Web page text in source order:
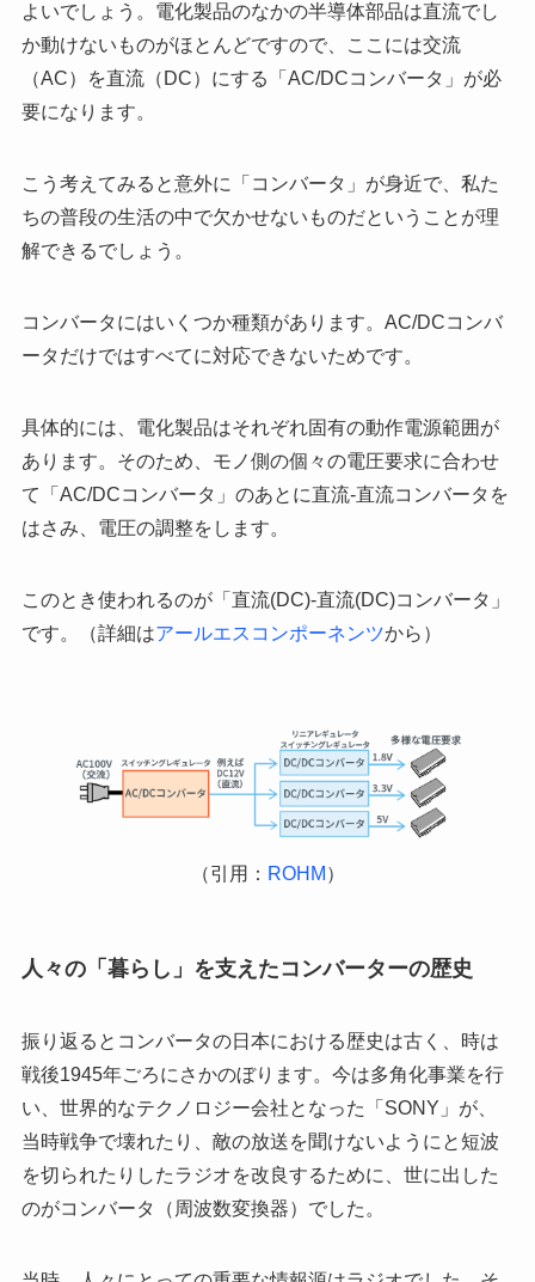
よいでしょう。電化製品のなかの半導体部品は直流でし
か動けないものがほとんどですので、ここには交流
（AC）を直流（DC）にする「AC/DCコンバータ」が必
要になります。
こう考えてみると意外に「コンバータ」が身近で、私た
ちの普段の生活の中で欠かせないものだということが理
解できるでしょう。
コンバータにはいくつか種類があります。AC/DCコンバ
ータだけではすべてに対応できないためです。
具体的には、電化製品はそれぞれ固有の動作電源範囲が
あります。そのため、モノ側の個々の電圧要求に合わせ
て「AC/DCコンバータ」のあとに直流-直流コンバータを
はさみ、電圧の調整をします。
このとき使われるのが「直流(DC)-直流(DC)コンバータ」
です。（詳細はアールエスコンポーネンツから）
（引用： ROHM ）
人々の「暮らし」を支えたコンバーターの歴史
振り返るとコンバータの日本における歴史は古く、時は
戦後1945年ごろにさかのぼります。今は多角化事業を行
い、世界的なテクノロジー会社となった「SONY」が、
当時戦争で壊れたり、敵の放送を聞けないようにと短波
を切られたりしたラジオを改良するために、世に出した
のがコンバータ（周波数変換器）でした。